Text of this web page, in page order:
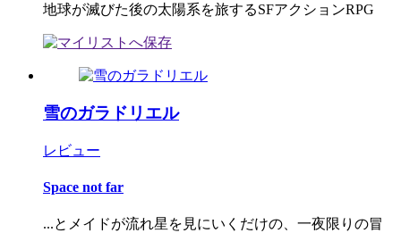
地球が滅びた後の太陽系を旅するSFアクションRPG
雪のガラドリエル
レビュー
Space not far
...とメイドが流れ星を見にいくだけの、一夜限りの冒